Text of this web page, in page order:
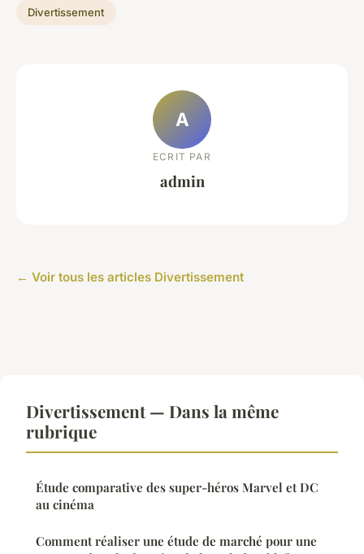
Divertissement
A
ECRIT PAR
admin
← Voir tous les articles Divertissement
Divertissement — Dans la même
rubrique
Étude comparative des super-héros Marvel et DC
au cinéma
Comment réaliser une étude de marché pour une